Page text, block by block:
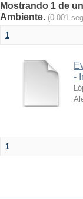
Mostrando 1 de
Ambiente. (0.001
1
-
1